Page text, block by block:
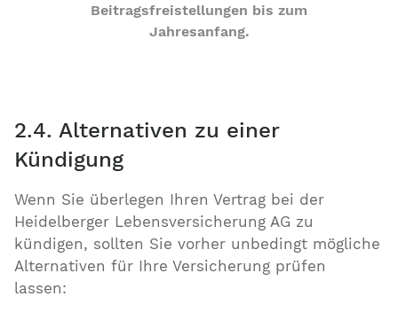
Beitragsfreistellungen bis zum
Jahresanfang.
2.4. Alternativen zu einer
Kündigung
Wenn Sie überlegen Ihren Vertrag bei der
Heidelberger Lebensversicherung AG zu
kündigen, sollten Sie vorher unbedingt mögliche
Alternativen für Ihre Versicherung prüfen
lassen: